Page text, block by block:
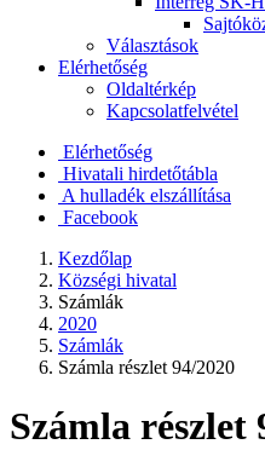
Választások
Elérhetőség
Oldaltérkép
Kapcsolatfelvétel
Elérhetőség
Hivatali hirdetőtábla
A hulladék elszállítása
Facebook
Kezdőlap
Községi hivatal
Számlák
2020
Számlák
Számla részlet 94/2020
Számla részlet